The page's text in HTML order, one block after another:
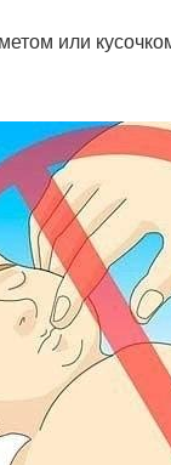
или